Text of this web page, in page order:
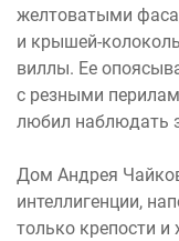
желтоватыми
и крышей-
виллы. Ее
с резными
любил наблюдать
Дом Андрея
интеллигенции,
только крепости и